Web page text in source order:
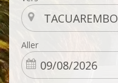
Aller